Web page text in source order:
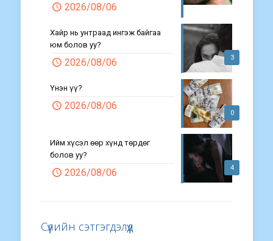
2026/08/06
3
Хайр нь унтраад ингэж байгаа
юм болов уу?
2026/08/06
0
Үнэн үү?
2026/08/06
4
Ийм хүсэл өөр хүнд төрдөг
болов уу?
2026/08/06
Сүүлийн сэтгэгдэлүүд